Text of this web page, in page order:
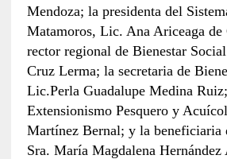
Mendoza; la presidenta del
Matamoros, Lic. Ana Ariceaga de
rector regional de Bienestar
Cruz Lerma; la secretaria de
Lic.Perla Guadalupe Medina
Extensionismo Pesquero y
Martínez Bernal; y la beneficiaria
Sra. María Magdalena Hernández